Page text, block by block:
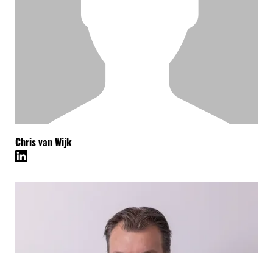
Chris van Wijk